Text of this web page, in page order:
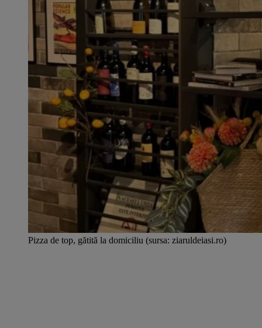
Pizza de top, gătită la domiciliu (sursa: ziaruldeiasi.ro)